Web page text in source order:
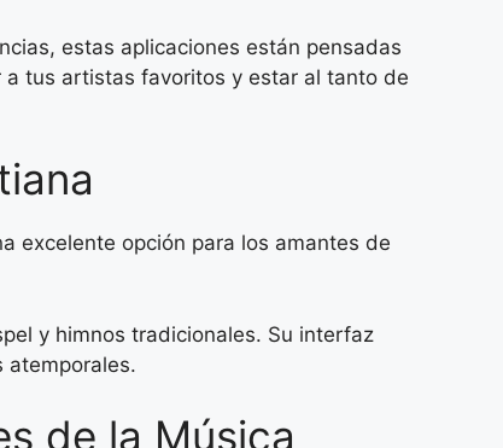
estas aplicaciones están pensadas
tus artistas favoritos y estar al tanto de
excelente opción para los amantes de
y himnos tradicionales. Su interfaz
atemporales.
de la Música